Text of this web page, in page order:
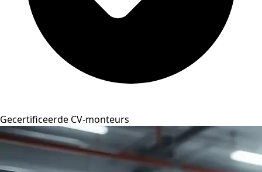
Gecertificeerde CV-monteurs